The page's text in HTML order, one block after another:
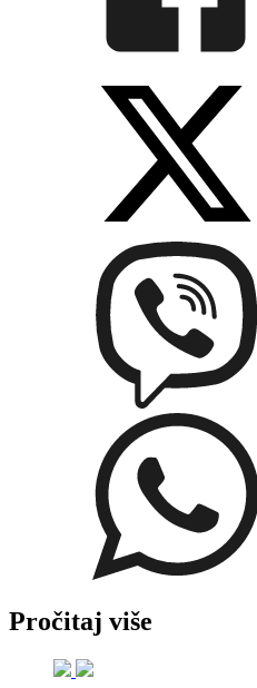
Pročitaj više